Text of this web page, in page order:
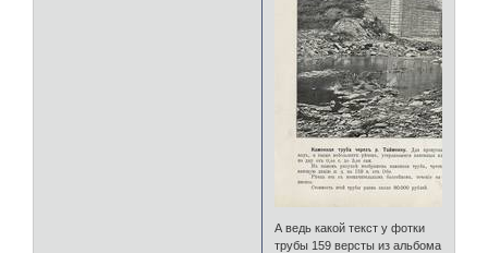
А ведь какой текст у фотки
трубы 159 версты из альбома